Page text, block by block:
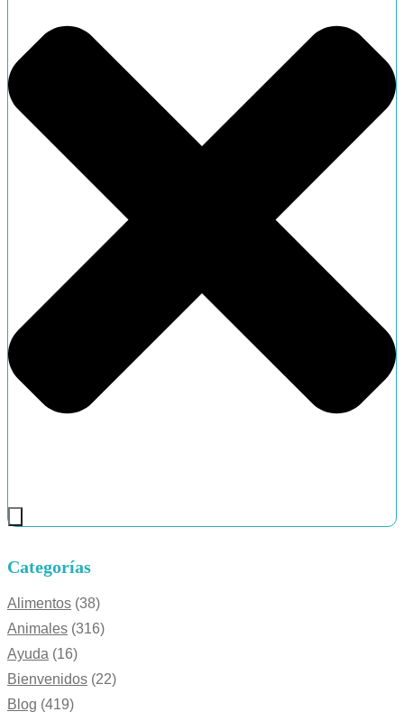
Categorías
Alimentos (38)
Animales (316)
Ayuda (16)
Bienvenidos (22)
Blog (419)